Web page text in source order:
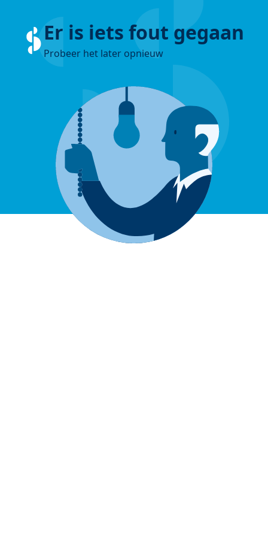
Er is iets fout gegaan
Probeer het later opnieuw